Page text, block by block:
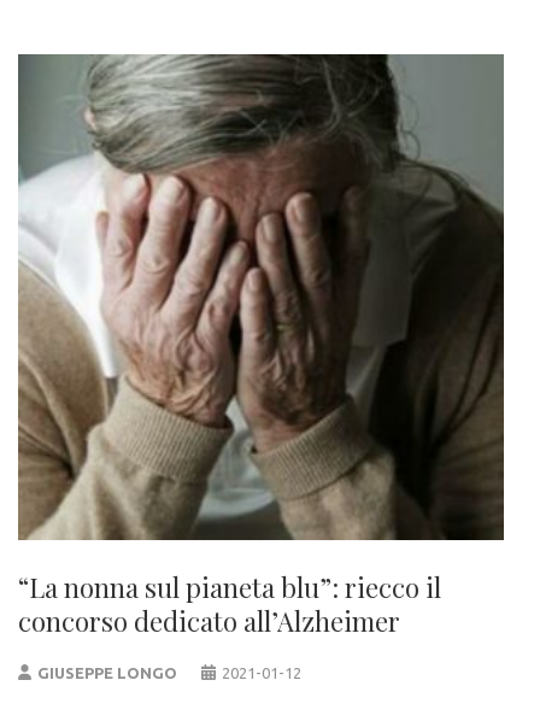
“La nonna sul pianeta blu”: riecco il
concorso dedicato all’Alzheimer
GIUSEPPE LONGO 2021-01-12